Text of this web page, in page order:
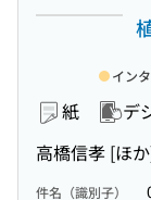
紙 デ
高橋信孝 [ほ
イン
件名（識別子）